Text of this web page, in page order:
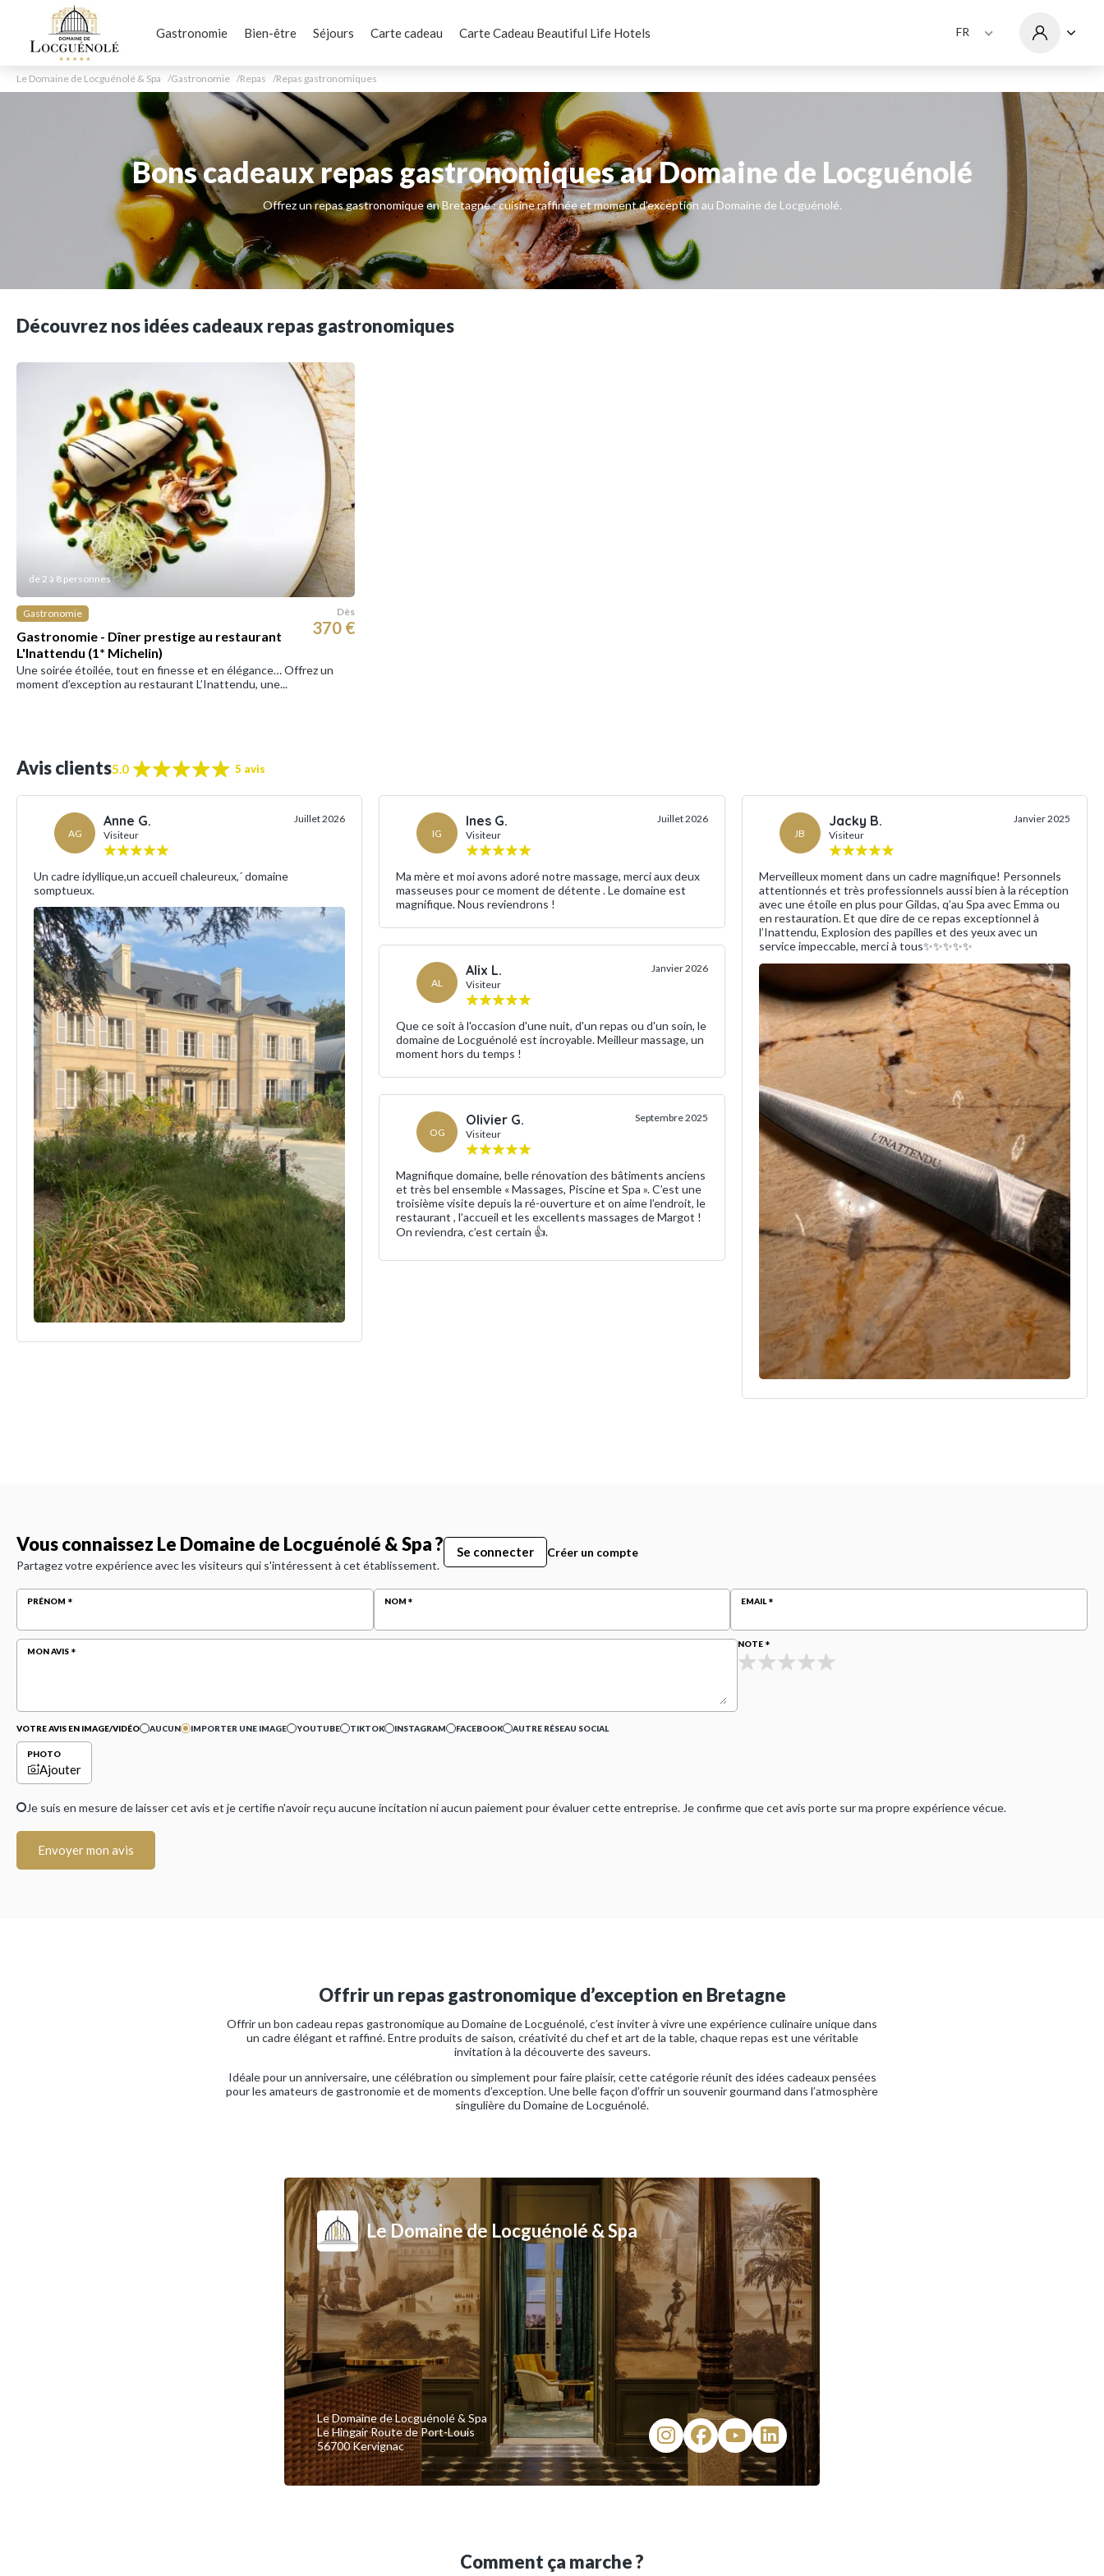
Gastronomie Bien-être Séjours Carte cadeau Carte Cadeau Beautiful Life Hotels FR
Le Domaine de Locguénolé & Spa Gastronomie Repas Repas gastronomiques
Bons cadeaux repas gastronomiques au Domaine de Locguénolé
Offrez un repas gastronomique en Bretagne : cuisine raffinée et moment d’exception au Domaine de Locguénolé.
Découvrez nos idées cadeaux repas gastronomiques
de 2 à 8 personnes
Gastronomie
Gastronomie - Dîner prestige au restaurant
L'Inattendu (1* Michelin)
Dès
370 €
Une soirée étoilée, tout en finesse et en élégance… Offrez un
moment d’exception au restaurant L’Inattendu, une...
Avis clients5.0 5 avis
AG
Anne G.
Visiteur
Juillet 2026
Un cadre idyllique,un accueil chaleureux,´ domaine
somptueux.
IG
Ines G.
Visiteur
Juillet 2026
Ma mère et moi avons adoré notre massage, merci aux deux
masseuses pour ce moment de détente . Le domaine est
magnifique. Nous reviendrons !
AL
Alix L.
Visiteur
Janvier 2026
Que ce soit à l'occasion d'une nuit, d'un repas ou d'un soin, le
domaine de Locguénolé est incroyable. Meilleur massage, un
moment hors du temps !
OG
Olivier G.
Visiteur
Septembre 2025
Magnifique domaine, belle rénovation des bâtiments anciens
et très bel ensemble « Massages, Piscine et Spa ». C’est une
troisième visite depuis la ré-ouverture et on aime l’endroit, le
restaurant , l’accueil et les excellents massages de Margot !
On reviendra, c’est certain 👍.
JB
Jacky B.
Visiteur
Janvier 2025
Merveilleux moment dans un cadre magnifique! Personnels
attentionnés et très professionnels aussi bien à la réception
avec une étoile en plus pour Gildas, q’au Spa avec Emma ou
en restauration. Et que dire de ce repas exceptionnel à
l’Inattendu, Explosion des papilles et des yeux avec un
service impeccable, merci à tous✨✨✨✨✨
Vous connaissez Le Domaine de Locguénolé & Spa ?
Partagez votre expérience avec les visiteurs qui s'intéressent à cet établissement.
Se connecter Créer un compte
PRÉNOM NOM EMAIL
MON AVIS
NOTE
VOTRE AVIS EN IMAGE/VIDÉO AUCUN IMPORTER UNE IMAGE YOUTUBE TIKTOK INSTAGRAM FACEBOOK AUTRE RÉSEAU SOCIAL
PHOTO
Ajouter
Je suis en mesure de laisser cet avis et je certifie n'avoir reçu aucune incitation ni aucun paiement pour évaluer cette entreprise. Je confirme que cet avis porte sur ma propre expérience vécue.
Envoyer mon avis
Offrir un repas gastronomique d’exception en Bretagne
Offrir un bon cadeau repas gastronomique au Domaine de Locguénolé, c’est inviter à vivre une expérience culinaire unique dans
un cadre élégant et raffiné. Entre produits de saison, créativité du chef et art de la table, chaque repas est une véritable
invitation à la découverte des saveurs.
Idéale pour un anniversaire, une célébration ou simplement pour faire plaisir, cette catégorie réunit des idées cadeaux pensées
pour les amateurs de gastronomie et de moments d’exception. Une belle façon d’offrir un souvenir gourmand dans l’atmosphère
singulière du Domaine de Locguénolé.
Le Domaine de Locguénolé & Spa
Le Domaine de Locguénolé & Spa
Le Hingair Route de Port-Louis
56700 Kervignac
Comment ça marche ?